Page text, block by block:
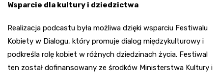
Wsparcie dla kultury i dziedzictwa
Realizacja podcastu była możliwa dzięki wsparciu Festiwalu
Kobiety w Dialogu, który promuje dialog międzykulturowy i
podkreśla rolę kobiet w różnych dziedzinach życia. Festiwal
ten został dofinansowany ze środków Ministerstwa Kultury i